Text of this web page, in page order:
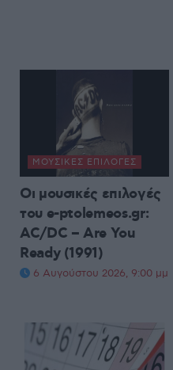
ΜΟΥΣΙΚΈΣ ΕΠΙΛΟΓΈΣ
Οι μουσικές επιλογές
του e-ptolemeos.gr:
AC/DC – Are You
Ready (1991)
6 Αυγούστου 2026, 9:00 μμ